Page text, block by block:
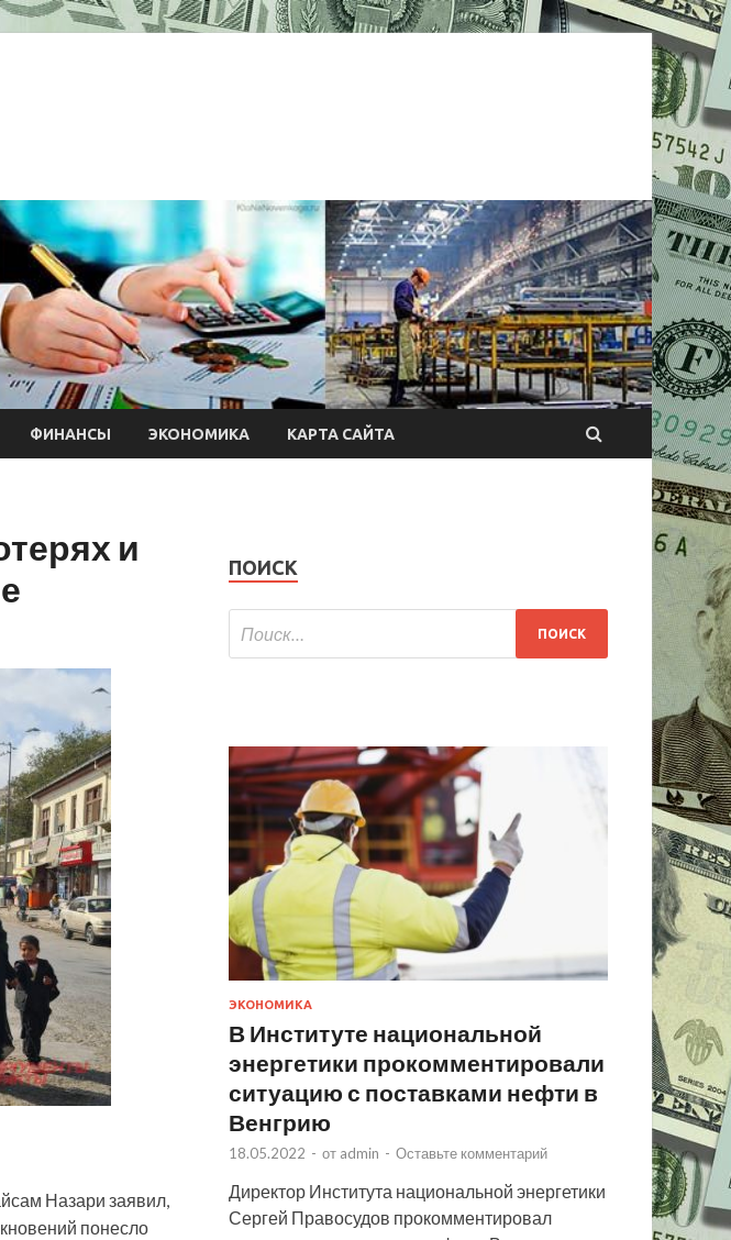
ФИНАНСЫ ЭКОНОМИКА КАРТА САЙТА
и
Назари заявил,
понесло
ПОИСК
ЭКОНОМИКА
В Институте национальной
энергетики прокомментировали
ситуацию с поставками нефти в
Венгрию
18.05.2022 - от admin - Оставьте комментарий
Директор Института национальной энергетики
Сергей Правосудов прокомментировал